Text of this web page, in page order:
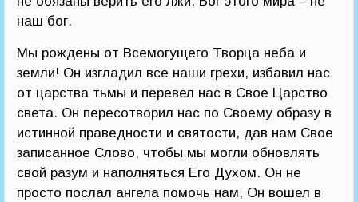
наш бог.
Мы рождены от Всемогущего Творца неба и
земли! Он изгладил все наши грехи, избавил нас
от царства тьмы и перевел нас в Свое Царство
света. Он пересотворил нас по Своему образу в
истинной праведности и святости, дав нам Свое
записанное Слово, чтобы мы могли обновлять
свой разум и наполняться Его Духом. Он не
просто послал ангела помочь нам, Он вошел в